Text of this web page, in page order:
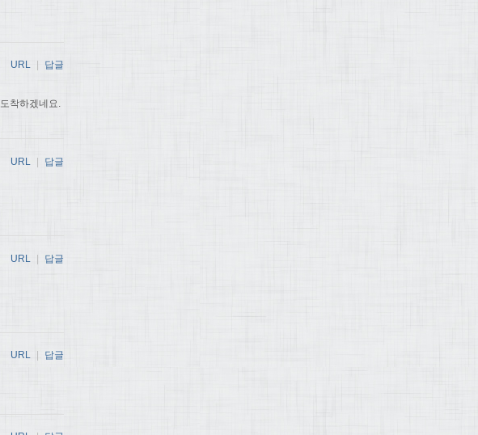
착하겠네요.
URL 답글
URL | 답글
URL | 답글
URL 답글